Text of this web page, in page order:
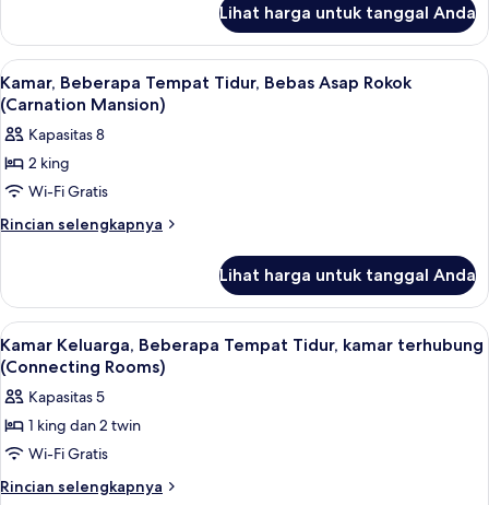
(Hyacinth
Mansion)
Kamar,
Beberapa
Tempat
Tidur
(Hyacinth
Mansion)
Lihat harga untuk tanggal Anda
Lihat
semua
foto
untuk
Kamar,
Beberapa
Tempat
Asap
Rokok
(Carnation
Mansion)
Perlengkapan kamar mandi ramah
4
Kamar, Beberapa Tempat Tidur, Bebas Asap Rokok
(Carnation Mansion)
Kapasitas 8
2 king
Wi-Fi Gratis
Rincian selengkapnya
Rincian
Kamar,
Beberapa
Tempat
Tidur,
Bebas
Asap
Rokok
(Carnation
Mansion)
Lihat harga untuk tanggal Anda
Lihat
semua
foto
untuk
Kamar
Keluarga,
Beberapa
Seprai premium, selimut bulu angsa,
6
Kamar Keluarga, Beberapa Tempat Tidur, kamar terhubung
(Connecting Rooms)
Kapasitas 5
1 king dan 2 twin
Wi-Fi Gratis
Rincian selengkapnya
Rincian